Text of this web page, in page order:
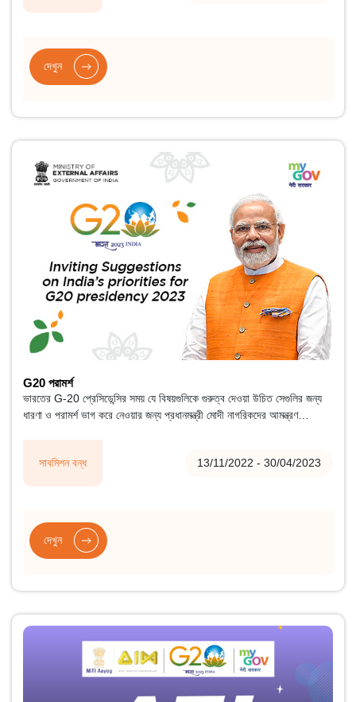
দেখুন
সাবমিশন বন্ধ 13/11/2022 - 30/04/2023
G20 পরামর্শ
ভারতের G-20 প্রেসিডেন্সির সময় যে বিষয়গুলিকে গুরুত্ব দেওয়া উচিত সেগুলির জন্য
ধারণা ও পরামর্শ ভাগ করে নেওয়ার জন্য প্রধানমন্ত্রী মোদী নাগরিকদের আমন্ত্রণ
দেখুন